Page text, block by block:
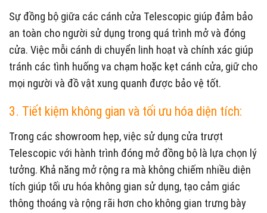
Sự đồng bộ giữa các cánh cửa Telescopic giúp đảm bảo
an toàn cho người sử dụng trong quá trình mở và đóng
cửa. Việc mỗi cánh di chuyển linh hoạt và chính xác giúp
tránh các tình huống va chạm hoặc kẹt cánh cửa, giữ cho
mọi người và đồ vật xung quanh được bảo vệ tốt.
3. Tiết kiệm không gian và tối ưu hóa diện tích:
Trong các showroom hẹp, việc sử dụng cửa trượt
Telescopic với hành trình đóng mở đồng bộ là lựa chọn lý
tưởng. Khả năng mở rộng ra mà không chiếm nhiều diện
tích giúp tối ưu hóa không gian sử dụng, tạo cảm giác
thông thoáng và rộng rãi hơn cho không gian trưng bày